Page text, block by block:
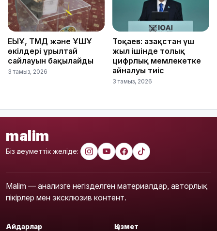
ЕҚЫҰ, ТМД және ҰҚШҰ
өкілдері Құрылтай
сайлауын бақылайды
3 тамыз, 2026
Тоқаев: Қазақстан үш
жыл ішінде толық
цифрлық мемлекетке
айналуы тиіс
3 тамыз, 2026
malim
Біз әлеуметтік желіде:
Malim — анализге негізделген материалдар, авторлық
пікірлер мен эксклюзив контент.
Айдарлар Қызмет